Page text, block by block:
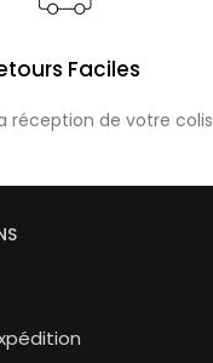
Faciles
réception de votre colis